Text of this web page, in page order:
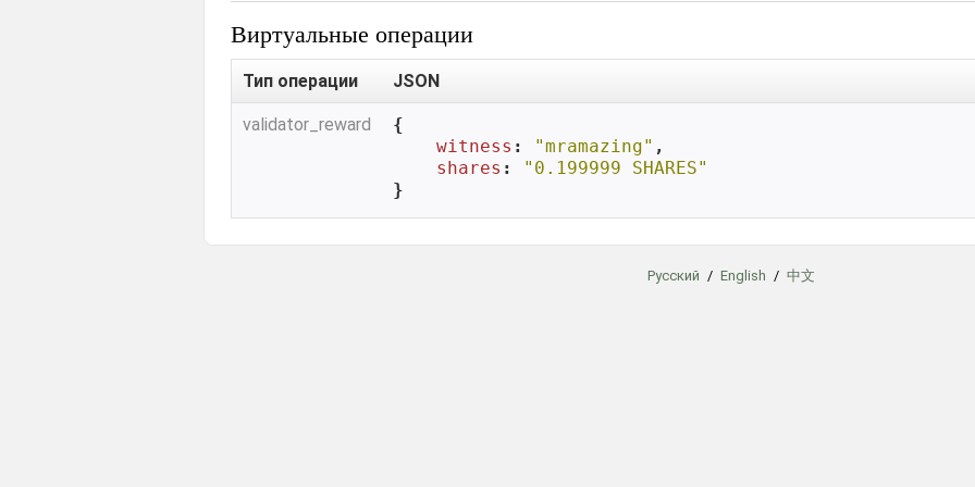
Виртуальные операции
Тип операции JSON
validator_reward
{
witness : "mramazing" ,
shares :
"0.199999 SHARES"
}
Русский / English / 中文